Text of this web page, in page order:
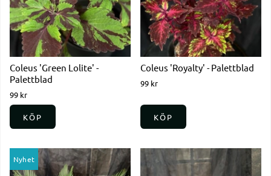
Coleus 'Green Lolite' -
Palettblad
99 kr
KÖP
Coleus 'Royalty' - Palettblad
99 kr
KÖP
Nyhet